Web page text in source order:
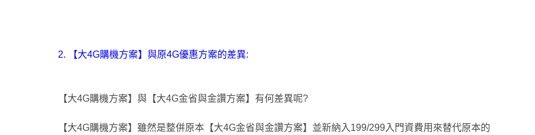
2. 【大4G購機方案】與原4G優惠方案的差異:
【大4G購機方案】與【大4G金省與金讚方案】有何差異呢?
【大4G購機方案】雖然是整併原本【大4G金省與金讚方案】並新納入199/299入門資費用來替代原本的